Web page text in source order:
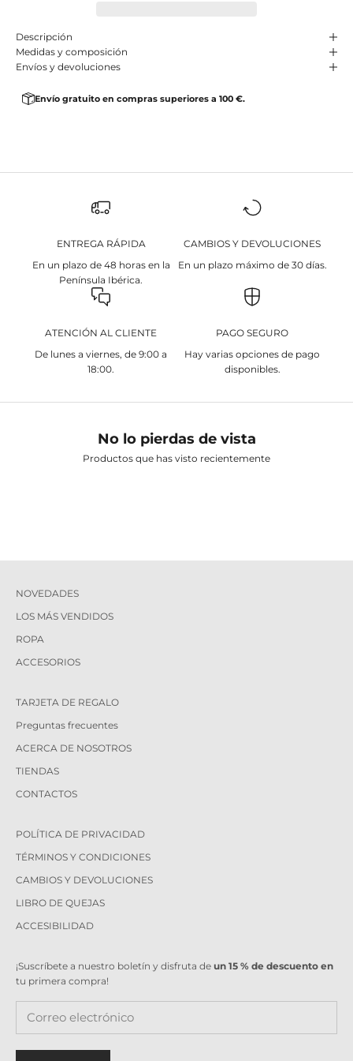
Descripción
Medidas y composición
Envíos y devoluciones
Envío gratuito en compras superiores a 100 €.
ENTREGA RÁPIDA
En un plazo de 48 horas en la
Península Ibérica.
CAMBIOS Y DEVOLUCIONES
En un plazo máximo de 30 días.
ATENCIÓN AL CLIENTE
De lunes a viernes, de 9:00 a
18:00.
PAGO SEGURO
Hay varias opciones de pago
disponibles.
No lo pierdas de vista
Productos que has visto recientemente
NOVEDADES
LOS MÁS VENDIDOS
ROPA
ACCESORIOS
TARJETA DE REGALO
Preguntas frecuentes
ACERCA DE NOSOTROS
TIENDAS
CONTACTOS
POLÍTICA DE PRIVACIDAD
TÉRMINOS Y CONDICIONES
CAMBIOS Y DEVOLUCIONES
LIBRO DE QUEJAS
ACCESIBILIDAD
¡Suscríbete a nuestro boletín y disfruta de un 15 % de descuento en
tu primera compra!